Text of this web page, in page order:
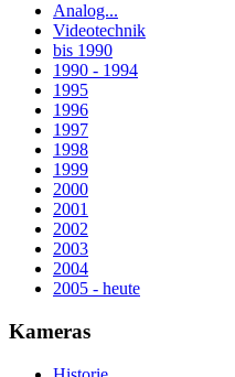
Analog...
Videotechnik
bis 1990
1990 - 1994
1995
1996
1997
1998
1999
2000
2001
2002
2003
2004
2005 - heute
Kameras